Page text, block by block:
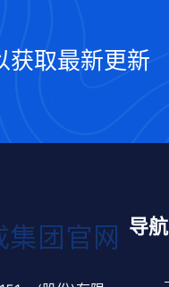
获取最新更新
导航